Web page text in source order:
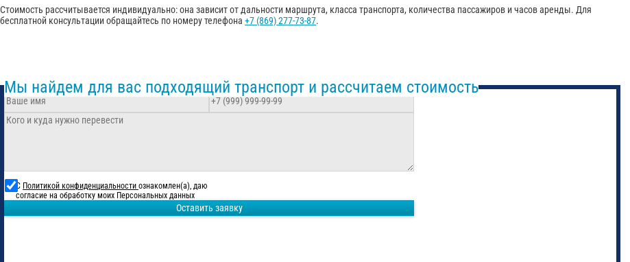
Стоимость рассчитывается индивидуально: она зависит от дальности маршрута, класса транспорта, количества пассажиров и часов аренды. Для
бесплатной консультации обращайтесь по номеру телефона +7 (869) 277-73-87.
Мы найдем для вас подходящий транспорт и рассчитаем стоимость
С Политикой конфиденциальности ознакомлен(а), даю
согласие на обработку моих Персональных данных
Оставить заявку